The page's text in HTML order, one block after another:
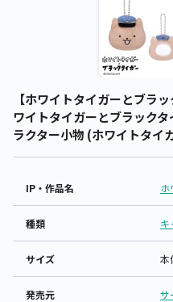
【ホワイトタイガーとブラ
ワイトタイガーとブラック
ラクター小物 (ホワイトタイ
IP・作品名 ホ
種類 キ
サイズ 本
発売元 サ